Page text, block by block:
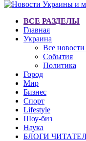
ВСЕ РАЗДЕЛЫ
Главная
Украина
Все новости
События
Политика
Город
Мир
Бизнес
Спорт
Lifestyle
Шоу-биз
Наука
БЛОГИ